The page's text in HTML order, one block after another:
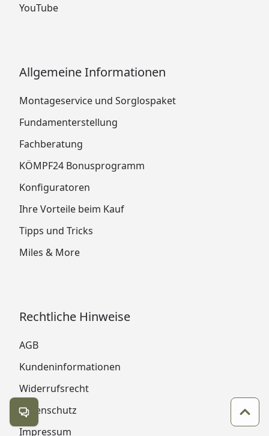
YouTube
Allgemeine Informationen
Montageservice und Sorglospaket
Fundamenterstellung
Fachberatung
KÖMPF24 Bonusprogramm
Konfiguratoren
Ihre Vorteile beim Kauf
Tipps und Tricks
Miles & More
Rechtliche Hinweise
AGB
Kundeninformationen
Widerrufsrecht
Datenschutz
Impressum
Kontakt öffnen